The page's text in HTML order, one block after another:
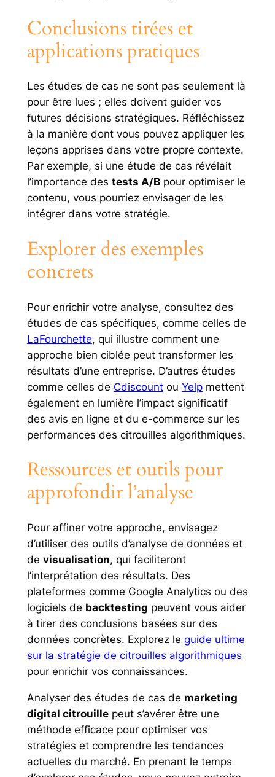
Conclusions tirées et
applications pratiques
Les études de cas ne sont pas seulement là
pour être lues ; elles doivent guider vos
futures décisions stratégiques. Réfléchissez
à la manière dont vous pouvez appliquer les
leçons apprises dans votre propre contexte.
Par exemple, si une étude de cas révélait
l’importance des tests A/Bpour optimiser le
contenu, vous pourriez envisager de les
intégrer dans votre stratégie.
Explorer des exemples
concrets
Pour enrichir votre analyse, consultez des
études de cas spécifiques, comme celles de
LaFourchette, qui illustre comment une
approche bien ciblée peut transformer les
résultats d’une entreprise. D’autres études
comme celles de Cdiscountou Yelpmettent
également en lumière l’impact significatif
des avis en ligne et du e-commerce sur les
performances des citrouilles algorithmiques.
Ressources et outils pour
approfondir l’analyse
Pour affiner votre approche, envisagez
d’utiliser des outils d’analyse de données et
de visualisation, qui faciliteront
l’interprétation des résultats. Des
plateformes comme Google Analytics ou des
logiciels de backtesting peuvent vous aider
à tirer des conclusions basées sur des
données concrètes. Explorez le guide ultime
sur la stratégie de citrouilles algorithmiques
pour enrichir vos connaissances.
Analyser des études de cas de marketing
digital citrouillepeut s’avérer être une
méthode efficace pour optimiser vos
stratégies et comprendre les tendances
actuelles du marché. En prenant le temps